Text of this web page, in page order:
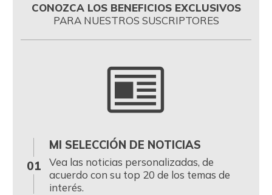
CONOZCA LOS BENEFICIOS EXCLUSIVOS
PARA NUESTROS SUSCRIPTORES
01
MI SELECCIÓN DE NOTICIAS
Vea las noticias personalizadas, de
acuerdo con su top 20 de los temas de
interés.